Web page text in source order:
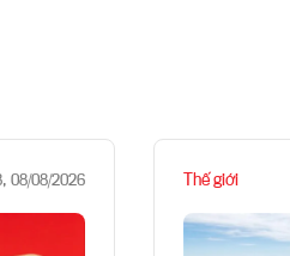
08/08/2026 Thế giới